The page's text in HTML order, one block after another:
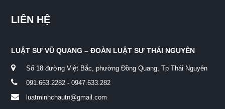
LIÊN HỆ
LUẬT SƯ VŨ QUANG – ĐOÀN LUẬT SƯ THÁI NGUYÊN
Số 18 đường Việt Bắc, phường Đồng Quang, Tp Thái Nguyên
091.663.2282 - 0947.633.282
luatminhchautn@gmail.com